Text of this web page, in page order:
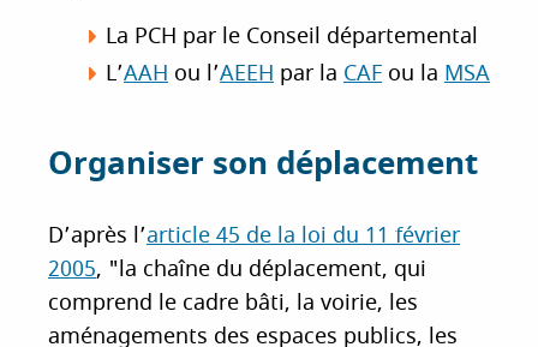
La PCH par le Conseil départemental
L’AAH ou l’AEEH par la CAF ou la MSA
Organiser son déplacement
D’après l’article 45 de la loi du 11 février
2005, "la chaîne du déplacement, qui
comprend le cadre bâti, la voirie, les
aménagements des espaces publics, les